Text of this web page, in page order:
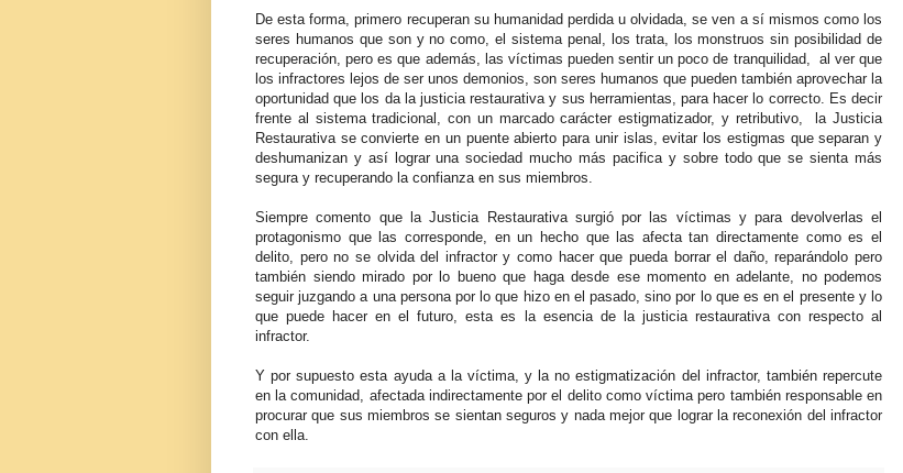
De esta forma, primero recuperan su humanidad perdida u olvidada, se ven a sí mismos como los
seres humanos que son y no como, el sistema penal, los trata, los monstruos sin posibilidad de
recuperación, pero es que además, las víctimas pueden sentir un poco de tranquilidad, al ver que
los infractores lejos de ser unos demonios, son seres humanos que pueden también aprovechar la
oportunidad que los da la justicia restaurativa y sus herramientas, para hacer lo correcto. Es decir
frente al sistema tradicional, con un marcado carácter estigmatizador, y retributivo, la Justicia
Restaurativa se convierte en un puente abierto para unir islas, evitar los estigmas que separan y
deshumanizan y así lograr una sociedad mucho más pacifica y sobre todo que se sienta más
segura y recuperando la confianza en sus miembros.
Siempre comento que la Justicia Restaurativa surgió por las víctimas y para devolverlas el
protagonismo que las corresponde, en un hecho que las afecta tan directamente como es el
delito, pero no se olvida del infractor y como hacer que pueda borrar el daño, reparándolo pero
también siendo mirado por lo bueno que haga desde ese momento en adelante, no podemos
seguir juzgando a una persona por lo que hizo en el pasado, sino por lo que es en el presente y lo
que puede hacer en el futuro, esta es la esencia de la justicia restaurativa con respecto al
infractor.
Y por supuesto esta ayuda a la víctima, y la no estigmatización del infractor, también repercute
en la comunidad, afectada indirectamente por el delito como víctima pero también responsable en
procurar que sus miembros se sientan seguros y nada mejor que lograr la reconexión del infractor
con ella.